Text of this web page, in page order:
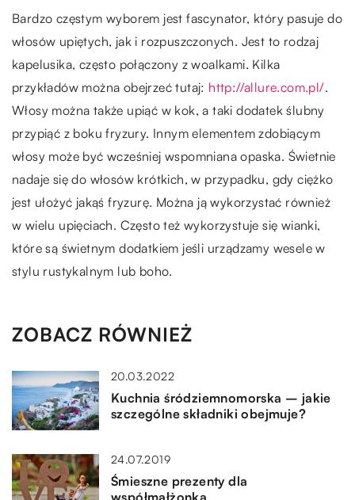
Bardzo częstym wyborem jest fascynator, który pasuje do
włosów upiętych, jak i rozpuszczonych. Jest to rodzaj
kapelusika, często połączony z woalkami. Kilka
przykładów można obejrzeć tutaj: http://allure.com.pl/.
Włosy można także upiąć w kok, a taki dodatek ślubny
przypiąć z boku fryzury. Innym elementem zdobiącym
włosy może być wcześniej wspomniana opaska. Świetnie
nadaje się do włosów krótkich, w przypadku, gdy ciężko
jest ułożyć jakąś fryzurę. Można ją wykorzystać również
w wielu upięciach. Często też wykorzystuje się wianki,
które są świetnym dodatkiem jeśli urządzamy wesele w
stylu rustykalnym lub boho.
ZOBACZ RÓWNIEŻ
20.03.2022
Kuchnia śródziemnomorska – jakie
szczególne składniki obejmuje?
24.07.2019
Śmieszne prezenty dla